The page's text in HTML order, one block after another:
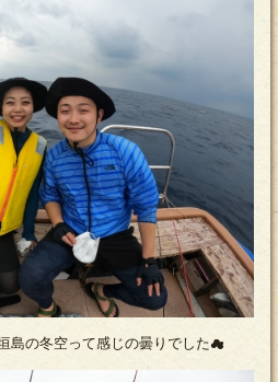
島の冬空って感じの曇りでした☁